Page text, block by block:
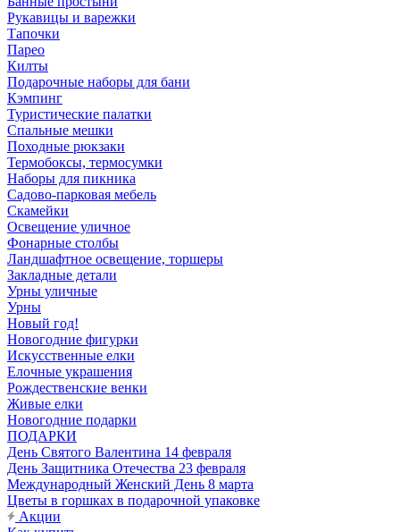
Рукавицы и варежки
Тапочки
Парео
Килты
Подарочные наборы для бани
Кэмпинг
Туристические палатки
Спальные мешки
Походные рюкзаки
Термобоксы, термосумки
Наборы для пикника
Садово-парковая мебель
Скамейки
Освещение уличное
Фонарные столбы
Ландшафтное освещение, торшеры
Закладные детали
Урны уличные
Урны
Новый год!
Новогодние фигурки
Искусственные елки
Елочные украшения
Рождественские венки
Живые елки
Новогодние подарки
ПОДАРКИ
День Святого Валентина 14 февраля
День Защитника Отечества 23 февраля
Международный Женский День 8 марта
Цветы в горшках в подарочной упаковке
Акции